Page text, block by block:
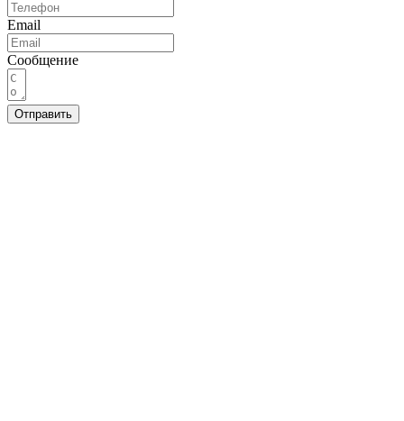
Email
Сообщение
Отправить